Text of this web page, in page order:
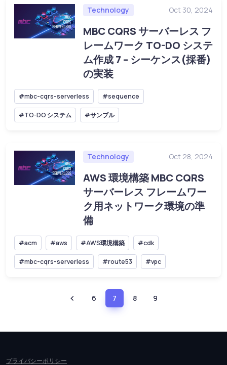
Technology Oct 30, 2024
MBC CQRS サーバーレス フ
レームワーク TO-DO システ
ム作成 7 – シーケンス(採番)
の実装
#mbc-cqrs-serverless #sequence
#TO-DO システム #サンプル
Technology Oct 28, 2024
AWS 環境構築 MBC CQRS
サーバーレス フレームワー
ク用ネットワーク環境の準
備
#acm #aws #AWS環境構築 #cdk
#mbc-cqrs-serverless #route53 #vpc
6 7 8 9
プライバシーポリシー